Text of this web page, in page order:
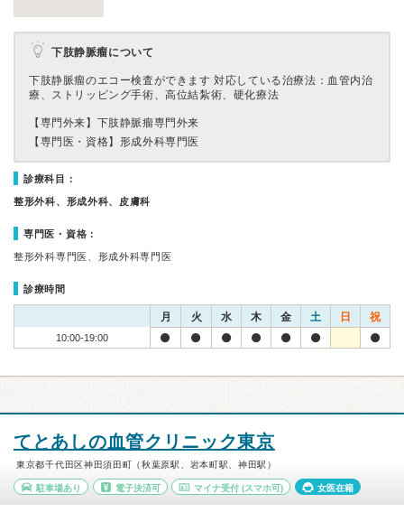
下肢静脈瘤について
下肢静脈瘤のエコー検査ができます 対応している治療法：血管内治
療、ストリッピング手術、高位結紮術、硬化療法
【専門外来】 下肢静脈瘤専門外来
【専門医・資格】 形成外科専門医
診療科目：
整形外科、形成外科、皮膚科
専門医・資格：
整形外科専門医、形成外科専門医
診療時間
月 火 水 木 金 土 日 祝
10:00-19:00
てとあしの血管クリニック東京
東京都千代田区神田須田町（秋葉原駅、岩本町駅、神田駅）
駐車場あり 電子決済可 マイナ受付 (スマホ可) 女医在籍